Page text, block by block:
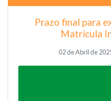
Prazo final para
Matrícula
02 de Abril de